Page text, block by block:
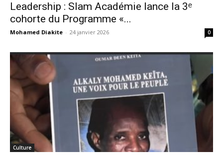
Leadership : Slam Académie lance la 3ᵉ
cohorte du Programme «...
Mohamed Diakite - 24 janvier 2026 0
Culture